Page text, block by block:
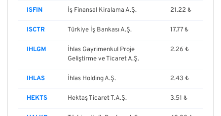
ISFIN İş Finansal Kiralama A.Ş. 21.22 ₺
ISCTR Türkiye İş Bankası A.Ş. 17.77 ₺
IHLGM
İhlas Gayrimenkul Proje
Geliştirme ve Ticaret A.Ş.
2.26 ₺
IHLAS İhlas Holding A.Ş. 2.43 ₺
HEKTS Hektaş Ticaret T.A.Ş. 3.51 ₺